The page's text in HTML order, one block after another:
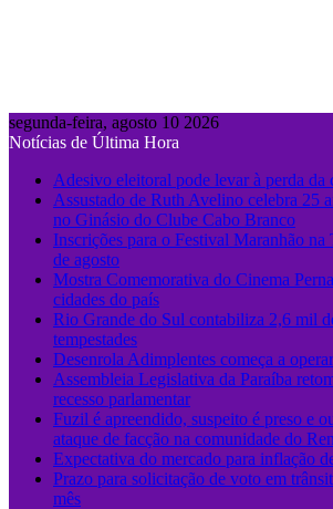
segunda-feira, agosto 10 2026
Notícias de Última Hora
Adesivo eleitoral pode levar à perda da
Assustado de Ruth Avelino celebra 25
no Ginásio do Clube Cabo Branco
Inscrições para o Festival Maranhão na
de agosto
Mostra Comemorativa do Cinema
cidades do país
Rio Grande do Sul contabiliza 2,6 mil
tempestades
Desenrola Adimplentes começa a
Assembleia Legislativa da Paraíba
recesso parlamentar
Fuzil é apreendido, suspeito é preso e
ataque de facção na comunidade do
Expectativa do mercado para inflação
Prazo para solicitação de voto em
mês